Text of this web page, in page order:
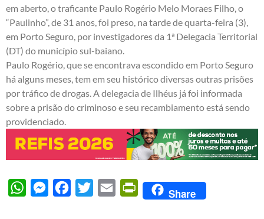
em aberto, o traficante Paulo Rogério Melo Moraes Filho, o
“Paulinho”, de 31 anos, foi preso, na tarde de quarta-feira (3),
em Porto Seguro, por investigadores da 1ª Delegacia Territorial
(DT) do município sul-baiano.
Paulo Rogério, que se encontrava escondido em Porto Seguro
há alguns meses, tem em seu histórico diversas outras prisões
por tráfico de drogas. A delegacia de Ilhéus já foi informada
sobre a prisão do criminoso e seu recambiamento está sendo
providenciado.
WhatsAppMessengerFacebook
Twitter Email PrintFriendly
Share